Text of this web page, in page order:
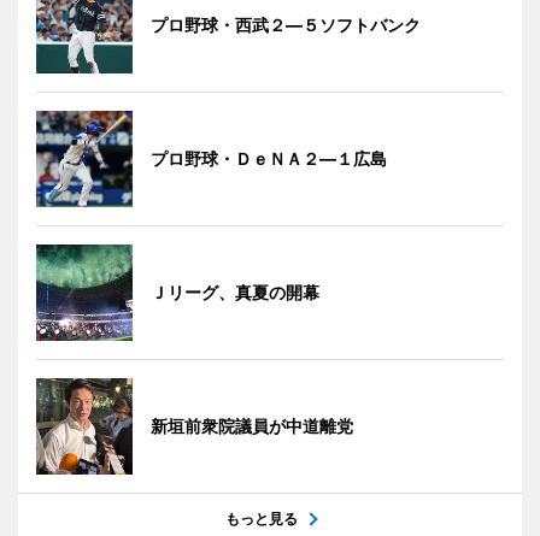
プロ野球・西武２―５ソフトバンク
プロ野球・ＤｅＮＡ２―１広島
Ｊリーグ、真夏の開幕
新垣前衆院議員が中道離党
もっと見る